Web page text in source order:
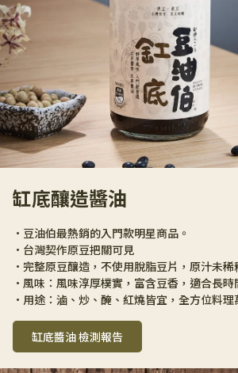
缸底釀造醬油
•豆油伯最熱銷的入門款明星商品。
•台灣契作原豆把關可見
•完整原豆釀造，不使用脫脂豆片，原汁未稀
•風味：風味淳厚樸實，富含豆香，適合長時
•用途：滷、炒、醃、紅燒皆宜，全方位料理
缸底醬油 檢測報告